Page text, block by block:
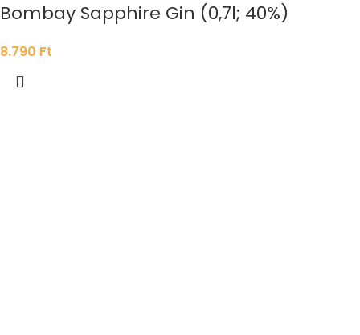
Bombay Sapphire Gin (0,7l; 40%)
8.790 Ft